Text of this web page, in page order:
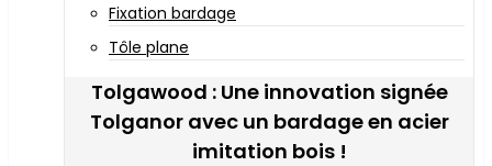
Fixation bardage
Tôle plane
Tolgawood : Une innovation signée
Tolganor avec un bardage en acier
imitation bois !